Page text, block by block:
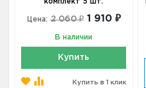
Цена: 2 060 ₽ 1 910 ₽
В наличии
Купить
Купить в 1 клик